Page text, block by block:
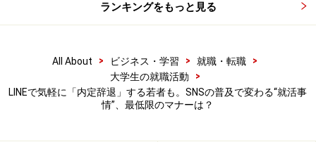
点であるが、電話や対面で会って伝えるよりもSNSで辞
退を申し出ることができる状況は、内定辞退のハードル
SNSを使って「内定辞退」を行う際のマナ
ランキングをもっと見る
All About > ビジネス・学習 > 就職・転職
>
大学生の就職活動
>
LINEで気軽に「内定辞退」する若者も。SNSの普及で変わる“就活事
情”、最低限のマナーは？